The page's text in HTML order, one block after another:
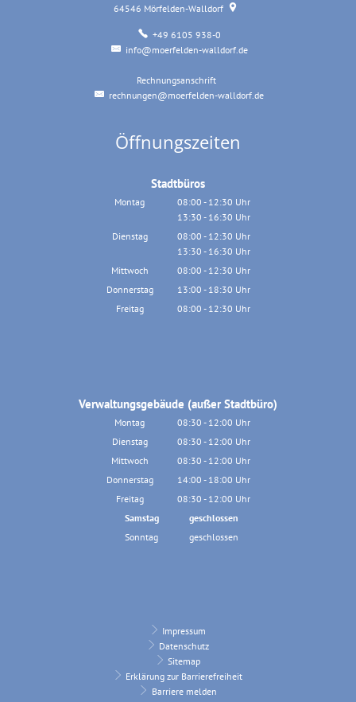
64546 Mörfelden-Walldorf
+49 6105 938-0
info@moerfelden-walldorf.de
Rechnungsanschrift
rechnungen@moerfelden-walldorf.de
Öffnungszeiten
Stadtbüros
Montag 08:00 - 12:30 Uhr
Von 08:00 bis 12:30 Uhr
13:30 - 16:30 Uhr
Von 13:30 bis 16:30 Uhr
Dienstag 08:00 - 12:30 Uhr
Von 08:00 bis 12:30 Uhr
13:30 - 16:30 Uhr
Von 13:30 bis 16:30 Uhr
Mittwoch 08:00 - 12:30 Uhr
Von 08:00 bis 12:30 Uhr
Donnerstag 13:00 - 18:30 Uhr
Von 13:00 bis 18:30 Uhr
Freitag 08:00 - 12:30 Uhr
Verwaltungsgebäude (außer Stadtbüro)
Montag 08:30 - 12:00 Uhr
Von 08:30 bis 12:00 Uhr
Dienstag 08:30 - 12:00 Uhr
Von 08:30 bis 12:00 Uhr
Mittwoch 08:30 - 12:00 Uhr
Von 08:30 bis 12:00 Uhr
Donnerstag 14:00 - 18:00 Uhr
Von 14:00 bis 18:00 Uhr
Freitag 08:30 - 12:00 Uhr
Von 08:30 bis 12:00 Uhr
Samstag
geschlossen
Sonntag
geschlossen
Impressum
Datenschutz
Sitemap
Erklärung zur Barrierefreiheit
Barriere melden